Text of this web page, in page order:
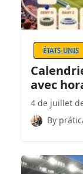
ÉTATS-UNIS
avec
4 de juillet
By